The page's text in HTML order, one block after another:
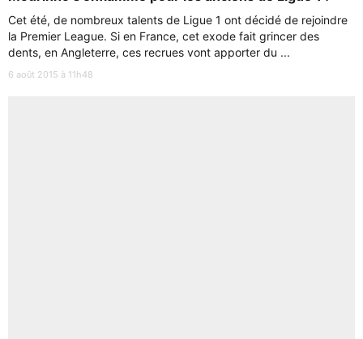
Cet été, de nombreux talents de Ligue 1 ont décidé de rejoindre
la Premier League. Si en France, cet exode fait grincer des
dents, en Angleterre, ces recrues vont apporter du ...
6 août 2015 à 11h48